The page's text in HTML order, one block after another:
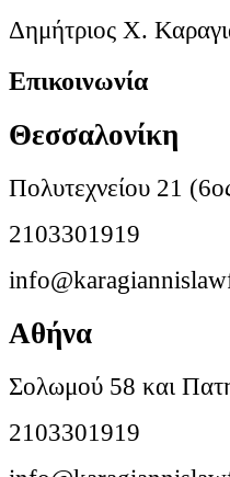
Δημήτριος Χ.
Επικοινωνία
Θεσσαλονίκη
Πολυτεχνείου 21
2103301919
Αθήνα
Σολωμού 58 και
2103301919